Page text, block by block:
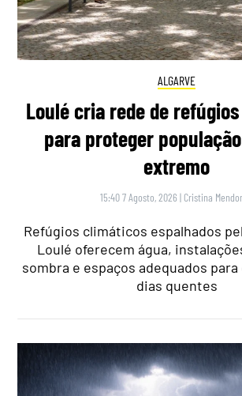
ALGARVE
Loulé cria rede de
para proteger
extremo
15:40 7 Agosto, 2026 | Cristina
Refúgios climáticos espalhados
Loulé oferecem água,
sombra e espaços adequados
dias quentes